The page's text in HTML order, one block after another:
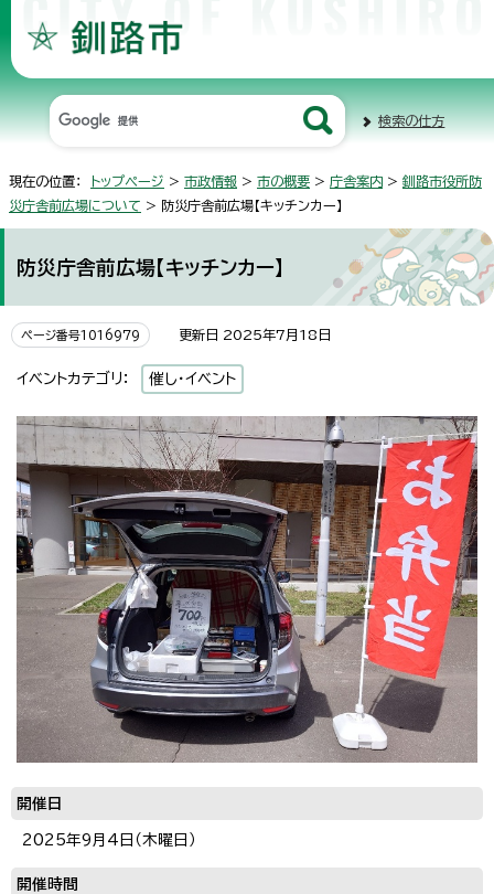
検索の仕方
現在の位置： トップページ > 市政情報 > 市の概要 > 庁舎案内 > 釧路市役所防
災庁舎前広場について > 防災庁舎前広場【キッチンカー】
防災庁舎前広場【キッチンカー】
ページ番号1016979 更新日 2025年7月18日
イベントカテゴリ： 催し・イベント
開催日
2025年9月4日（木曜日）
開催時間